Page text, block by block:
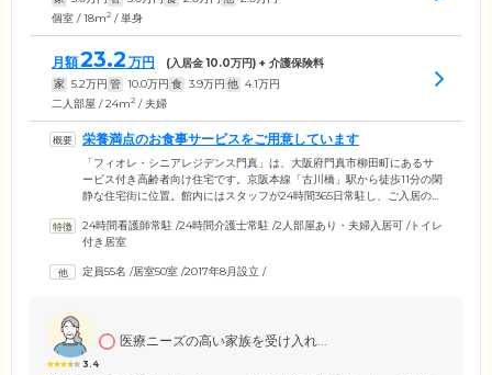
個室 / 18m2 / 単身
月額23.2 万円 (入居金10.0万円) + 介護保険料
家 5.2万円 管 10.0万円 食 3.9万円 他 4.1万円
二人部屋 / 24m2 / 夫婦
栄養満点のお食事サービスをご用意しています
「フィオレ・シニアレジデンス門真」は、大阪府門真市柳田町にあるサ
ービス付き高齢者向け住宅です。京阪本線「古川橋」駅から徒歩11分の閑
静な住宅街に位置。館内にはスタッフが24時間365日常駐し、ご入居のみ
事の機会を利用して実施。お食事サービスはご入居者様のご希望に合わ
せてご提供していますので、外食や出前などを自由に組み合わせなが
点のお食事をご用意していますので、ぜひご活用ください。
24時間看護師常駐 /24時間介護士常駐 /2人部屋あり・夫婦入居可 /トイレ
付き居室
定員55名 /居室50室 /2017年8月設立 /
3.4
医療ニーズの高い家族を受け入れ...